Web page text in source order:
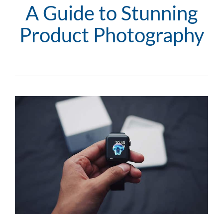
A Guide to Stunning
Product Photography